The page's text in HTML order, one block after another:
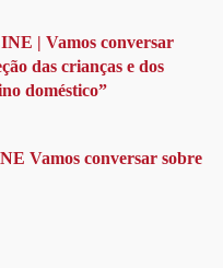
| Vamos conversar
das crianças e dos
doméstico”
Vamos conversar sobre